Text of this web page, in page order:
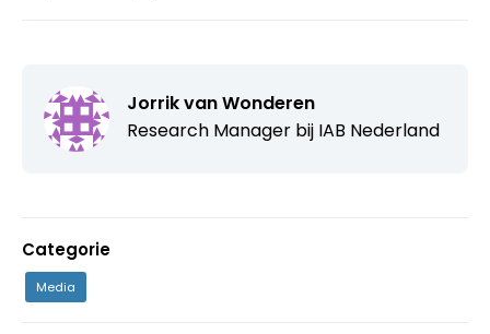
Jorrik van Wonderen
Research Manager bij IAB Nederland
Categorie
Media